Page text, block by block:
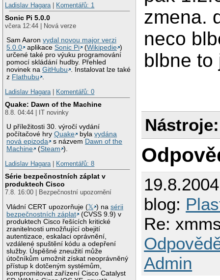
Ladislav Hagara
Komentářů: 1
Sonic Pi 5.0.0
včera 12:44 | Nová verze
Sam Aaronvydal novou major verzi
5.0.0
aplikaceSonic Pi (Wikipedie )
určené také pro výuku programování
pomocí skládání hudby. Přehled
novinek naGitHubu . Instalovat lze také
z Flathubu .
Ladislav Hagara | Komentářů: 0
Quake: Dawn of the Machine
8.8. 04:44 | IT novinky
U příležitosti 30. výročí vydání
počítačové hryQuake bylavydána
nová epizoda
s názvem Dawn of the
Machine
(Steam ).
Ladislav Hagara | Komentářů: 8
Série bezpečnostních záplat v
produktech Cisco
7.8. 16:00 | Bezpečnostní upozornění
Vládní CERT upozorňuje (𝕏 ) nasérii
bezpečnostních záplat
(CVSS 9.9) v
produktech Cisco řešících kritické
zranitelnosti umožňující obejití
autentizace, eskalaci oprávnění,
vzdálené spuštění kódu a odepření
služby. Úspěšné zneužití může
útočníkům umožnit získat neoprávněný
přístup k dotčeným systémům,
kompromitovat zařízení Cisco Catalyst
zmena.
neco
blbne to
Nástroje:
blog:
Re:
Admin